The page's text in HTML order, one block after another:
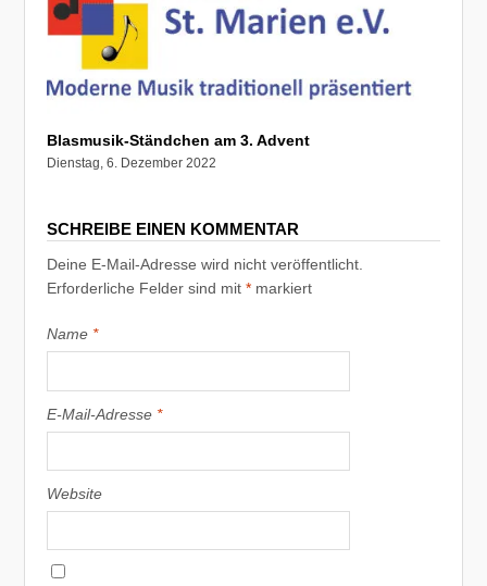
Blasmusik-Ständchen am 3. Advent
Dienstag, 6. Dezember 2022
SCHREIBE EINEN KOMMENTAR
Deine E-Mail-Adresse wird nicht veröffentlicht.
Erforderliche Felder sind mit* markiert
Name *
E-Mail-Adresse *
Website